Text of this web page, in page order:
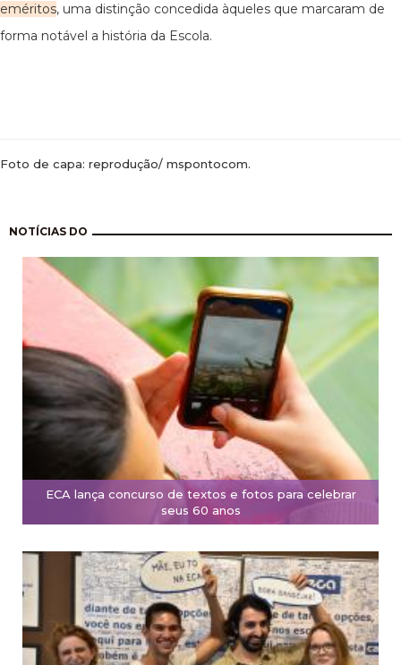
eméritos, uma distinção concedida àqueles que marcaram de
forma notável a história da Escola.
Foto de capa: reprodução/ mspontocom.
NOTÍCIAS DO
ECA lança concurso de textos e fotos para celebrar
seus 60 anos
Paginação